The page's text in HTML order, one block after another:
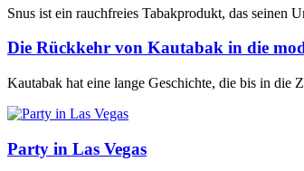
Snus ist ein rauchfreies Tabakprodukt, das seinen
Die Rückkehr von Kautabak in die
Kautabak hat eine lange Geschichte, die bis in die
Party in Las Vegas